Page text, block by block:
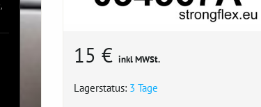
15 € inkl MWSt.
Lagerstatus: 3 Tage